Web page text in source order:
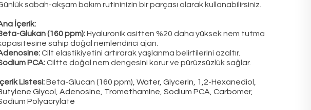
sabah-akşam bakım rutininizin bir parçası olarak kullanabilirsiniz.
İçerik:
Glukan (160 ppm):Hyaluronik asitten %20 daha yüksek nem tutma
sahip doğal nemlendirici ajan.
Cilt elastikiyetini artırarak yaşlanma belirtilerini azaltır.
PCA:Ciltte doğal nem dengesini korur ve pürüzsüzlük sağlar.
İçerik Listesi:Beta-Glucan (160 ppm), Water, Glycerin, 1,2-Hexanediol,
Glycol, Adenosine, Tromethamine, Sodium PCA, Carbomer,
Polyacrylate